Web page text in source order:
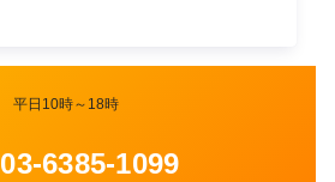
平日10時～18時
03-6385-1099